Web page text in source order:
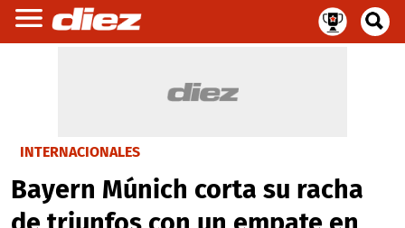
INTERNACIONALES
Bayern Múnich corta su racha